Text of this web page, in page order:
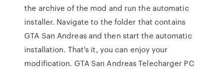
the archive of the mod and run the automatic
installer. Navigate to the folder that contains
GTA San Andreas and then start the automatic
installation. That's it, you can enjoy your
modification. GTA San Andreas Telecharger PC